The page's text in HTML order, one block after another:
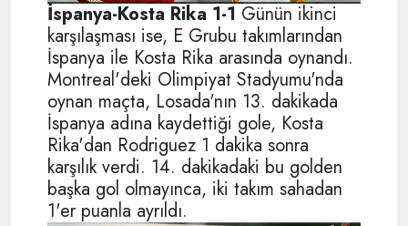
İspanya-Kosta Rika 1-1 Günün ikinci
karşılaşması ise, E Grubu takımlarından
İspanya ile Kosta Rika arasında oynandı.
Montreal'deki Olimpiyat Stadyumu'nda
oynan maçta, Losada'nın 13. dakikada
İspanya adına kaydettiği gole, Kosta
Rika'dan Rodriguez 1 dakika sonra
karşılık verdi. 14. dakikadaki bu golden
başka gol olmayınca, iki takım sahadan
1'er puanla ayrıldı.